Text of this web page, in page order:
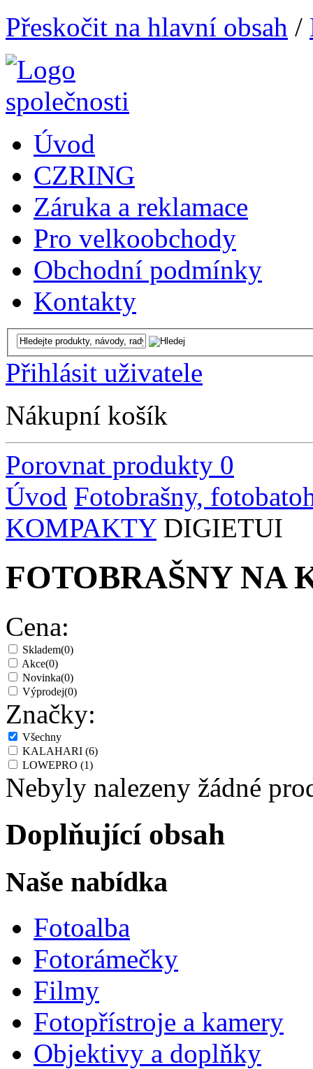
Přeskočit na hlavní obsah /
Úvod
CZRING
Záruka a reklamace
Pro velkoobchody
Obchodní podmínky
Kontakty
Přihlásit uživatele
Nákupní košík
Porovnat produkty 0
Úvod Fotobrašny,
KOMPAKTY DIGIETUI
FOTOBRAŠNY NA
Cena:
Skladem(0)
Akce(0)
Novinka(0)
Výprodej(0)
Značky:
Všechny
KALAHARI (6)
LOWEPRO (1)
Nebyly nalezeny žádné
Doplňující obsah
Naše nabídka
Fotoalba
Fotorámečky
Filmy
Fotopřístroje a kamery
Objektivy a doplňky